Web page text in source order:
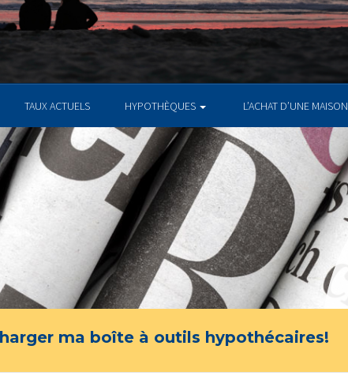
TAUX ACTUELS HYPOTHÈQUES L’ACHAT D’UNE MAISON
ma boîte à outils hypothécaires!